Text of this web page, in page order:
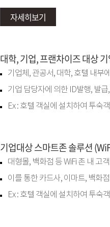
자세히보기
대학, 기업, 프랜차이즈 대상
기업체, 관공서, 대학, 호텔 내부
기업 담당자에 의한 ID발행, 발
Ex : 호텔 객실에 설치하여 투숙
기업대상 스마트존 솔루션
대형몰, 백화점 등 WiFi 존 내 고
이를 통한 카드사, 이마트, 백화
Ex : 호텔 객실에 설치하여 투숙